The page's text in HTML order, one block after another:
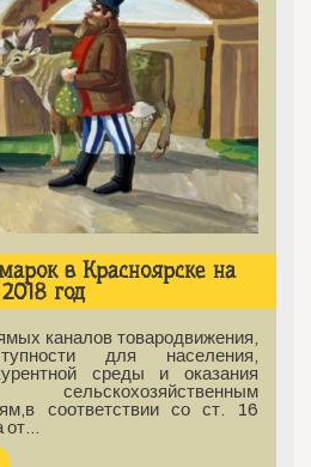
в Красноярске на
2018 год
каналов товародвижения,
для населения,
среды и оказания
соответствии со ст. 16
от…